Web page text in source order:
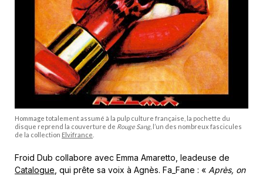
Hommage totalement assumé à la pulp culture française, la pochette du
disque reprend la couverture de Rouge Sang, l’un des nombreux fascicules
de la collection Elvifrance
Froid Dub collabore avec Emma Amaretto, leadeuse de
Catalogue , qui prête sa voix à Agnès. Fa_Fane : « Après, on